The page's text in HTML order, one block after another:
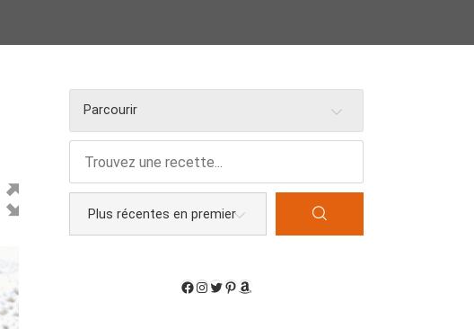
Parcourir